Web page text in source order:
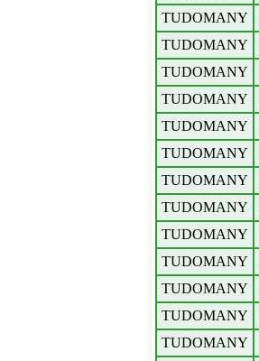
TUDOMANY
TUDOMANY
TUDOMANY
TUDOMANY
TUDOMANY
TUDOMANY
TUDOMANY
TUDOMANY
TUDOMANY
TUDOMANY
TUDOMANY
TUDOMANY
TUDOMANY